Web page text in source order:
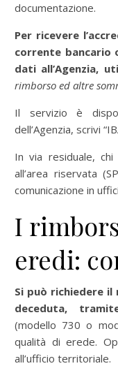
documentazione.
Per ricevere
corrente bancario
dati all’Agenzia,
rimborso ed altre
Il servizio è
dell’Agenzia, scrivi
In via residuale,
all’area riservata
comunicazione in
I
eredi:
Si può richiedere
deceduta,
(modello 730 o
qualità di erede.
all’ufficio territoriale.